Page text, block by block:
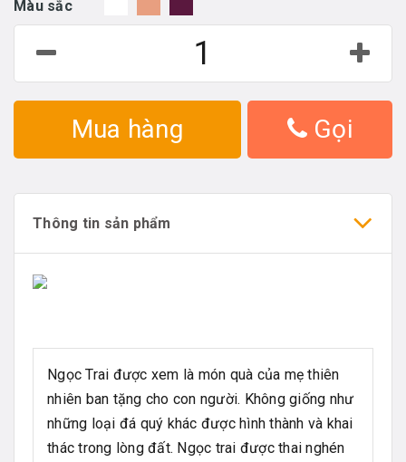
Màu sắc
Mua hàng Gọi
Thông tin sản phẩm
Ngọc Trai được xem là món quà của mẹ thiên
nhiên ban tặng cho con người. Không giống như
những loại đá quý khác được hình thành và khai
thác trong lòng đất. Ngọc trai được thai nghén